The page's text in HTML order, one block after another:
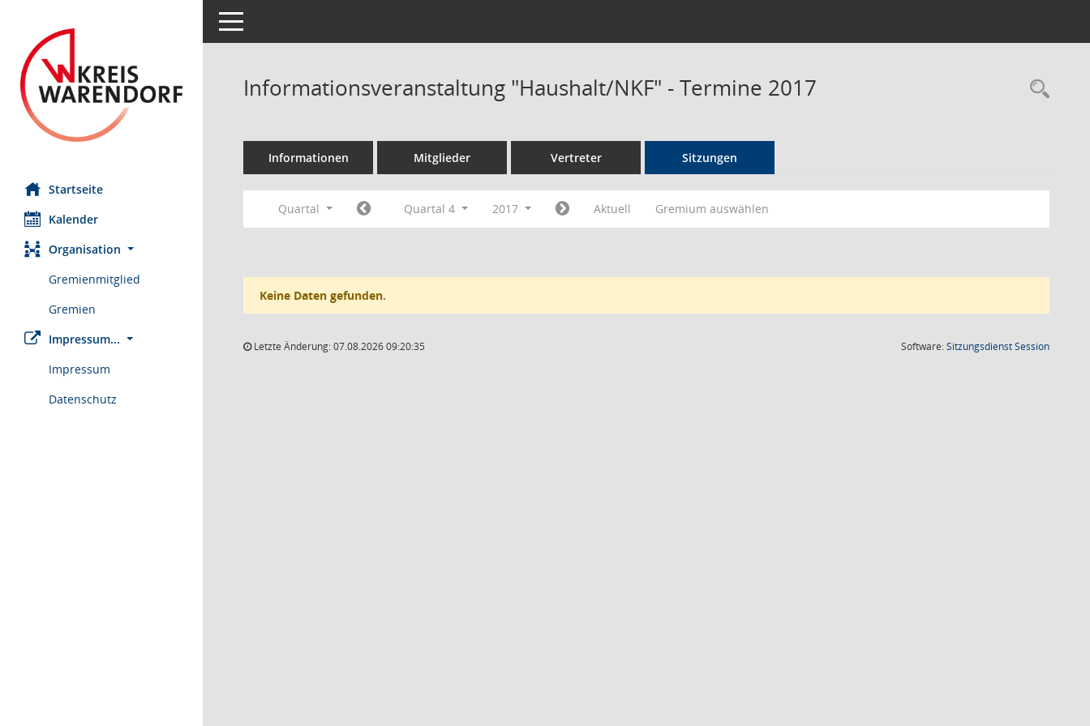
Startseite
Kalender
Organisation
Gremienmitglied
Gremien
Impressum...
Impressum
Datenschutz
Toggle navigation
Informationsveranstaltung "Haushalt/NKF" - Termine 2017
Informationen Mitglieder Vertreter Sitzungen
Quartal Quartal 4 2017 Aktuell Gremium auswählen
Keine Daten gefunden.
Letzte Änderung: 07.08.2026 09:20:35 Software:SitzungsdienstSession(Wird in